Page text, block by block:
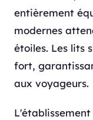
entièrement
modernes
étoiles. Les lits
fort,
aux voyageurs.